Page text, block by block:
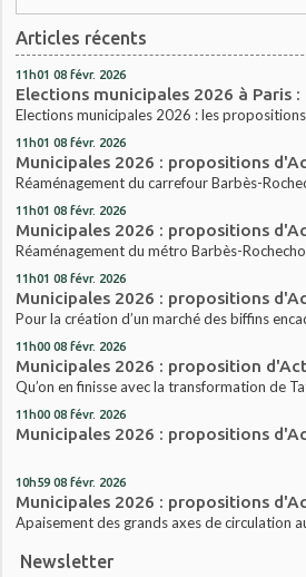
Articles récents
11h01 08 févr. 2026
Elections municipales 2026 à Paris :
Elections municipales 2026 : les
11h01 08 févr. 2026
Municipales 2026 : propositions
Réaménagement du carrefour Barbès-
11h01 08 févr. 2026
Municipales 2026 : propositions
Réaménagement du métro Barbès-
11h01 08 févr. 2026
Municipales 2026 : propositions
Pour la création d’un marché des biffins
11h00 08 févr. 2026
Municipales 2026 : proposition
Qu’on en finisse avec la transformation de
11h00 08 févr. 2026
Municipales 2026 : propositions
10h59 08 févr. 2026
Municipales 2026 : propositions
Apaisement des grands axes de circulation
Newsletter